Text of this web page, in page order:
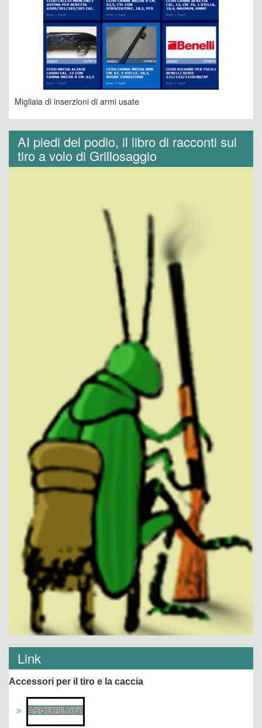
Migliaia di inserzioni di armi usate
AI piedi del podio, il libro di racconti sul
tiro a volo di Grillosaggio
Link
Accessori per il tiro e la caccia